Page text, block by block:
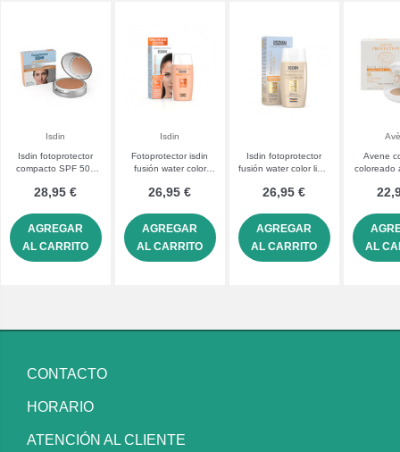
Isdin
Isdin fotoprotector
compacto SPF 50+
28,95 €
AGREGAR
AL CARRITO
Isdin
Fotoprotector isdin
fusión water color
26,95 €
AGREGAR
AL CARRITO
Isdin fotoprotector
fusión water color light
26,95 €
AGREGAR
AL CARRITO
Avene
coloreado
AL
CONTACTO
HORARIO
ATENCIÓN AL CLIENTE